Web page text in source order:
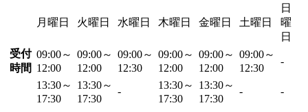
月曜日 火曜日 水曜日 木曜日 金曜日 土曜日
日
曜
日
受付
時間
09:00～
12:00
09:00～
12:00
09:00～
12:30
09:00～
12:00
09:00～
12:00
09:00～
12:30
-
13:30～
17:30
13:30～
17:30
-
13:30～
17:30
13:30～
17:30
- -